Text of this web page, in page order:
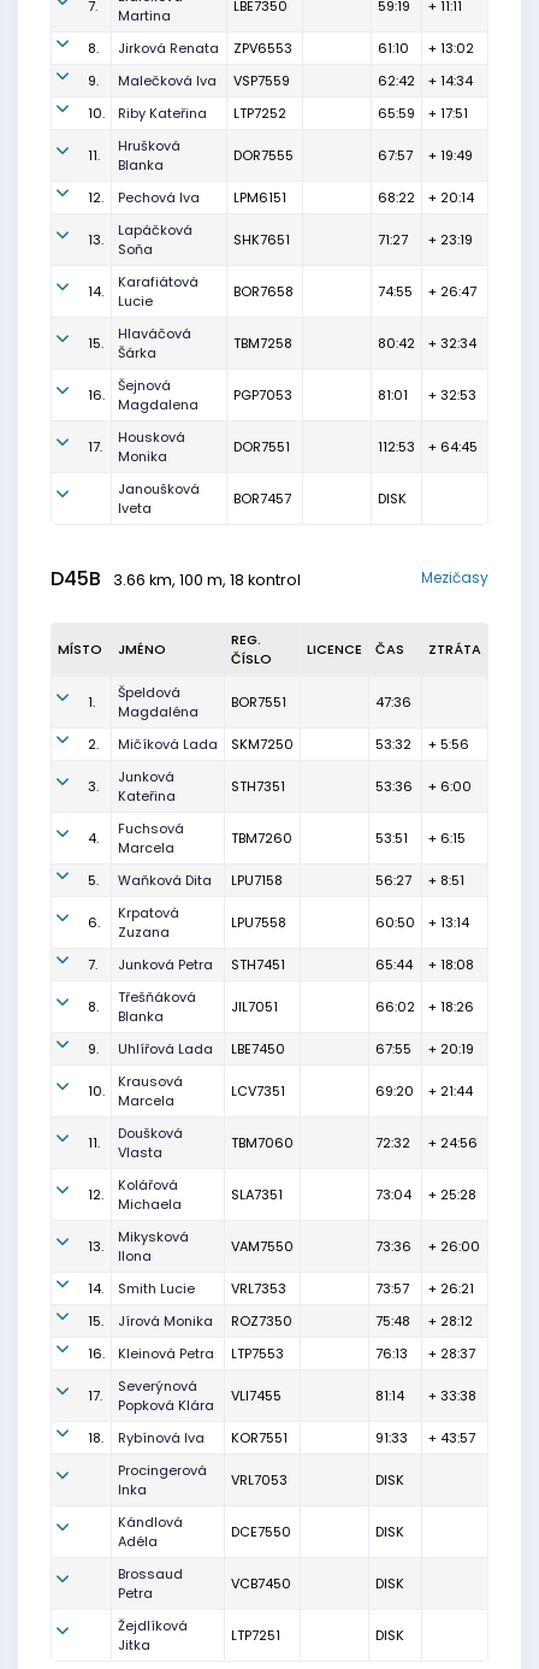
7.
Martina
LBE7350 59:19 + 11:11
8. Jirková Renata ZPV6553 61:10
+ 13:02
9.
Malečková Iva VSP7559 62:42
+ 14:34
10.
Riby Kateřina LTP7252 65:59 + 17:51
11.
Hrušková
Blanka
DOR7555 67:57 + 19:49
12. Pechová Iva LPM6151 68:22 + 20:14
13.
Lapáčková
Soňa
SHK7651 71:27 + 23:19
14.
Karafiátová
Lucie
BOR7658 74:55 + 26:47
15.
Hlaváčová
Šárka
TBM7258 80:42 + 32:34
16.
Šejnová
Magdalena
PGP7053 81:01 + 32:53
17.
Housková
Monika
DOR7551 112:53 + 64:45
Janoušková
Iveta
BOR7457 DISK
D45B 3.66 km, 100 m, 18 kontrol Mezičasy
MÍSTO JMÉNO
REG.
ČÍSLO
LICENCE ČAS ZTRÁTA
1.
Špeldová
Magdaléna
BOR7551 47:36
2. Mičíková Lada SKM7250 53:32 + 5:56
3.
Junková
Kateřina
STH7351 53:36 + 6:00
4.
Fuchsová
Marcela
TBM7260 53:51 + 6:15
5. Waňková Dita LPU7158 56:27 + 8:51
6.
Krpatová
Zuzana
LPU7558 60:50 + 13:14
7. Junková Petra STH7451 65:44 + 18:08
8.
Třešňáková
Blanka
JIL7051 66:02 + 18:26
9. Uhlířová Lada LBE7450 67:55 + 20:19
10.
Krausová
Marcela
LCV7351 69:20 + 21:44
11.
Doušková
Vlasta
TBM7060 72:32 + 24:56
12.
Kolářová
Michaela
SLA7351 73:04 + 25:28
13.
Mikysková
Ilona
VAM7550 73:36 + 26:00
14. Smith Lucie VRL7353 73:57
+ 26:21
15.
Jírová Monika ROZ7350 75:48
+ 28:12
16.
Kleinová Petra LTP7553 76:13 + 28:37
17.
Severýnová
Popková Klára
VLI7455 81:14 + 33:38
18. Rybínová Iva KOR7551 91:33
+ 43:57
Procingerová
Inka
VRL7053 DISK
Kándlová
Adéla
DCE7550 DISK
Brossaud
Petra
VCB7450 DISK
Žejdlíková
Jitka
LTP7251 DISK